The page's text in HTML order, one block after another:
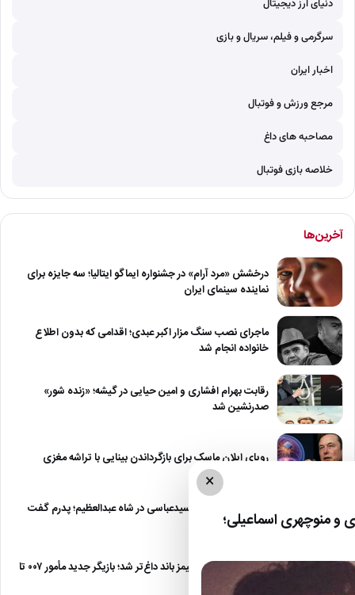
دنیای ارز دیجیتال
سرگرمی و فیلم، سریال و بازی
اخبار ایران
مرجع ورزش و فوتبال
مصاحبه های داغ
خلاصه بازی فوتبال
آخرین‌ها
درخشش «مرد آرام» در جشنواره ایماگو ایتالیا؛ سه جایزه برای
نماینده سینمای ایران
ماجرای نصب سنگ مزار اکبر عبدی؛ اقدامی که بدون اطلاع
خانواده انجام شد
رقابت بهرام افشاری و امین حیایی در گیشه؛ «زنده شور»
صدرنشین شد
رویای ایلان ماسک برای بازگرداندن بینایی با تراشه مغزی
درگیری شدید داود سیدعباسی در شاه عبدالعظیم؛ پدرم گفت
طرف مُرد!
رقابت برای نقش جیمز باند داغ‌تر شد؛ بازیگر جدید مأمور ۰۰۷ تا
پایان…
×
منوچهری اسماعیلی؛